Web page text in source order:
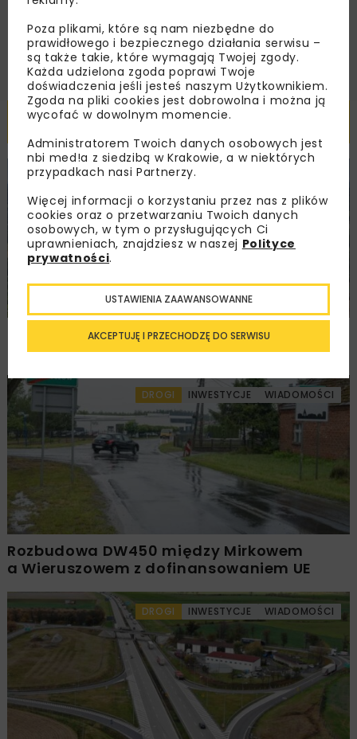
ZAPISZ MNIE
Powiązane artykuły
KOLEJ WIADOMOŚCI
PKP PLK ogłosiły przetarg na odcinek Gdów
– Szczyrzyc projektu Podłęże–Piekiełko
DROGI INWESTYCJE WIADOMOŚCI
Rozbudowa DW450 między Mirkowem
a Wieruszowem z dofinansowaniem UE
DROGI INWESTYCJE WIADOMOŚCI
Poza plikami, które są nam niezbędne do
prawidłowego i bezpiecznego działania serwisu –
są także takie, które wymagają Twojej zgody.
Każda udzielona zgoda poprawi Twoje
doświadczenia jeśli jesteś naszym Użytkownikiem.
Zgoda na pliki cookies jest dobrowolna i można ją
wycofać w dowolnym momencie.
Administratorem Twoich danych osobowych jest
nbi med!a z siedzibą w Krakowie, a w niektórych
przypadkach nasi Partnerzy.
Więcej informacji o korzystaniu przez nas z plików
cookies oraz o przetwarzaniu Twoich danych
osobowych, w tym o przysługujących Ci
uprawnieniach, znajdziesz w naszej Polityce
prywatności.
AKCEPTUJĘ I PRZECHODZĘ DO SERWISU
USTAWIENIA ZAAWANSOWANNE